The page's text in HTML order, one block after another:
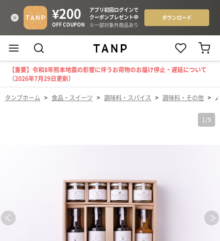
【重要】令和8年熊本地震の影響に伴うお荷物のお届け停止・遅延について
（2026年7月29日更新）
タンプホーム > 食品・スイーツ > 調味料・スパイス > 調味料・その他 >
1 /9